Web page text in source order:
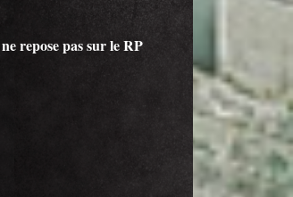
ne repose pas sur le RP